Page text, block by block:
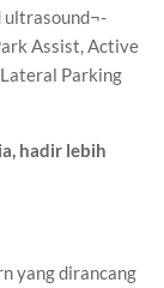
ultrasound¬-
Assist, Active
Parking
hadir lebih
yang dirancang